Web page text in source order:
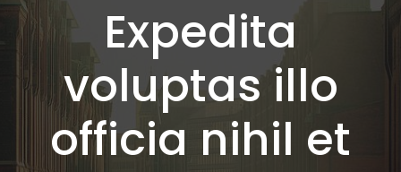
Expedita
voluptas illo
officia nihil et